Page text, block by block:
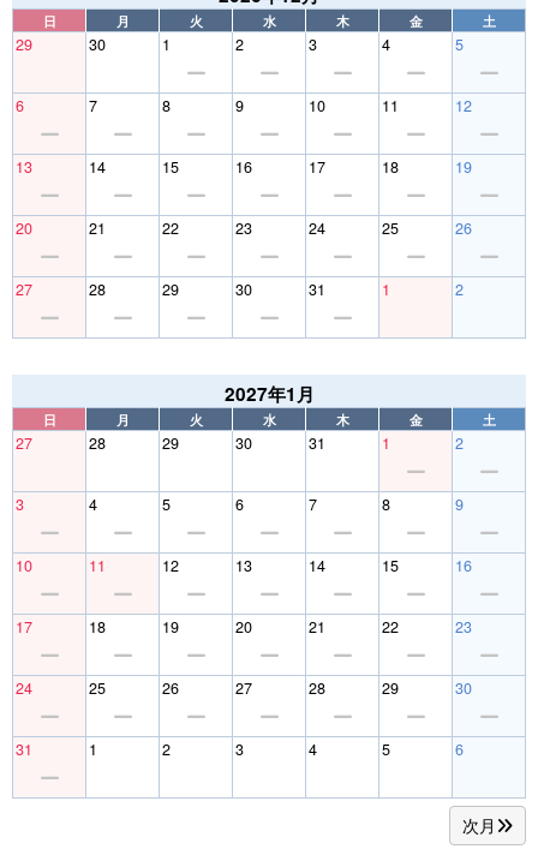
日 月 火 水 木 金 土
29 30 1 2 3 4 5
6 7 8 9 10 11 12
13 14 15 16 17 18 19
20 21 22 23 24 25 26
27 28 29 30 31 1 2
2027年1月
日 月 火 水 木 金 土
27 28 29 30 31 1 2
3 4 5 6 7 8 9
10 11 12 13 14 15 16
17 18 19 20 21 22 23
24 25 26 27 28 29 30
31 1 2 3 4 5 6
次月